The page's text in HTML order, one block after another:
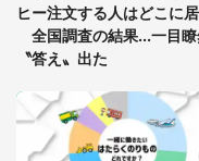
ヒー注文する人はどこに
全国調査の結果...一目
〝答え〟出た